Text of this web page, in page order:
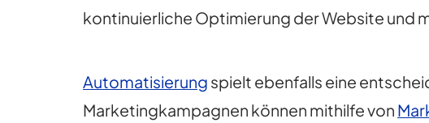
kontinuierliche Optimierung der Website und
Automatisierung spielt ebenfalls eine
Marketingkampagnen können mithilfe von